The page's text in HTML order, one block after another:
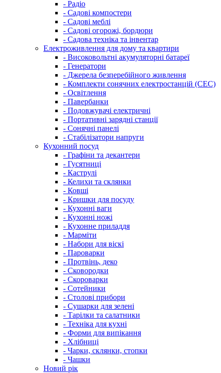
- Радіо
- Садові компостери
- Садові меблі
- Садові огорожі, бордюри
- Садова техніка та інвентар
Електроживлення для дому та квартири
- Високовольтні акумуляторні батареї
- Генератори
- Джерела безперебійного живлення
- Комплекти сонячних електростанцій (СЕС)
- Освітлення
- Павербанки
- Подовжувачі електричні
- Портативні зарядні станції
- Сонячні панелі
- Стабілізатори напруги
Кухонний посуд
- Графіни та декантери
- Гусятниці
- Каструлі
- Келихи та склянки
- Ковші
- Кришки для посуду
- Кухонні ваги
- Кухонні ножі
- Кухонне приладдя
- Марміти
- Набори для віскі
- Пароварки
- Протвінь, деко
- Сковородки
- Скороварки
- Сотейники
- Столові прибори
- Сушарки для зелені
- Тарілки та салатники
- Техніка для кухні
- Форми для випікання
- Хлібниці
- Чарки, склянки, стопки
- Чашки
Новий рік